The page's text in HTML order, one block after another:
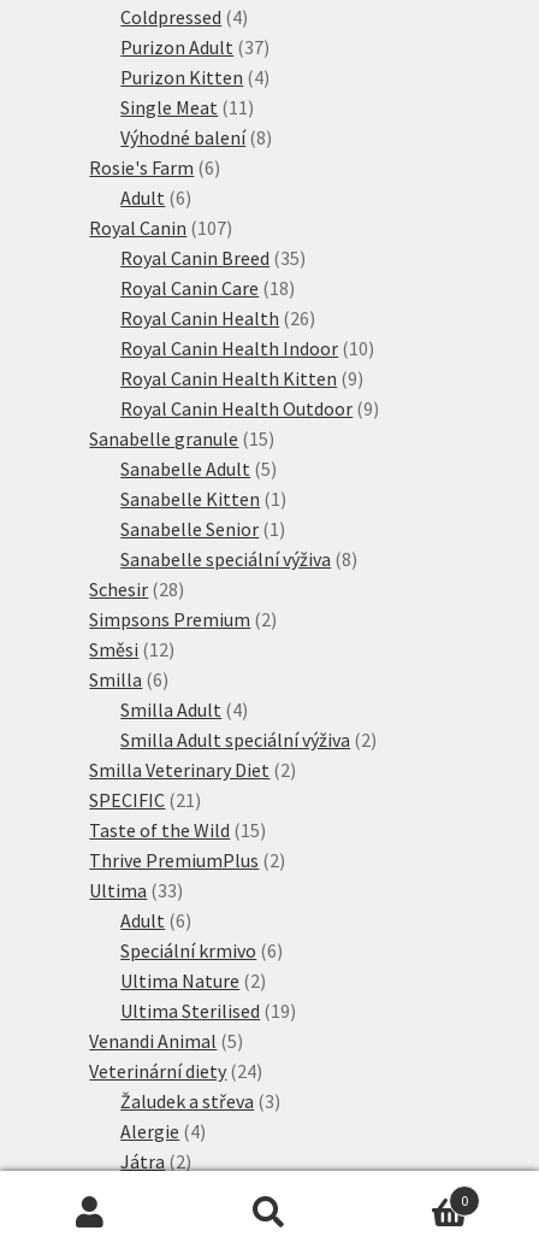
produktů
Coldpressed 44
produkty
Purizon Adult 3737
produktů
Purizon Kitten 44
Single Meat 11 11
produktů
Výhodné balení 88
Rosie's Farm 66
Adult 66
produktů
Royal Canin 107107
produktů
Royal Canin Breed 3535
Royal Canin Care 1818
produktů
Royal Canin Health 2626
produktů
Royal Canin Health Indoor 1010
Royal Canin Health Kitten 99
produktů
Royal Canin Health Outdoor 99
Sanabelle granule 1515
produktů
Sanabelle Adult 55
produktů
Sanabelle Kitten 1 1
produkt
Sanabelle Senior 1 1
produkt
Sanabelle speciální výživa 88
Schesir 2828
produktů
Simpsons Premium 22
Směsi 1212
Smilla 66
produktů
Smilla Adult 44
produkty
Smilla Adult speciální výživa 22
Smilla Veterinary Diet 22
SPECIFIC 21 21
produktů
Taste of the Wild 1515
produktů
Thrive PremiumPlus 22
Ultima 3333
produktů
Adult 66
produktů
Speciální krmivo 66
Ultima Nature 22
produkty
Ultima Sterilised 1919
Venandi Animal 55
produktů
Veterinární diety 2424
produktů
Žaludek a střeva 33
Alergie 44
Játra 22
produkty
6
0